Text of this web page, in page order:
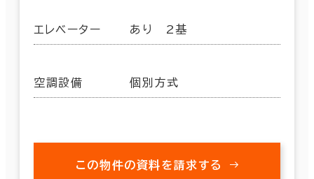
エレベーター あり 2基
空調設備 個別方式
この物件の資料を請求する